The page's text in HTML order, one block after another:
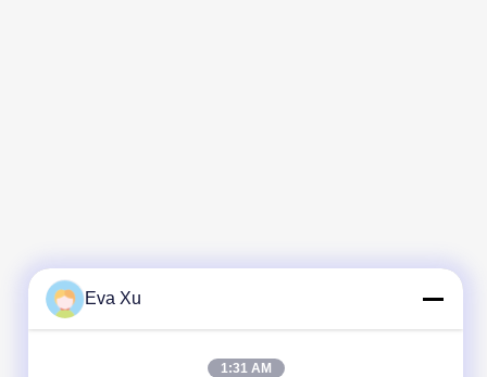
Eva Xu
1:31 AM